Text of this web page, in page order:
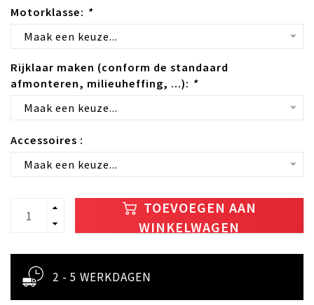
Motorklasse: *
Maak een keuze...
Rijklaar maken (conform de standaard
afmonteren, milieuheffing, ...): *
Maak een keuze...
Accessoires :
Maak een keuze...
TOEVOEGEN AAN
WINKELWAGEN
2 - 5 WERKDAGEN